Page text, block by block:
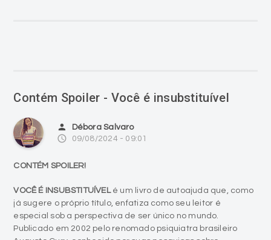
Contém Spoiler - Você é insubstituível
person Débora Salvaro
access_time 09/08/2024 - 09:01
CONTÉM SPOILER!
VOCÊ É INSUBSTITUÍVELé um livro de autoajuda que, como
já sugere o próprio título, enfatiza como seu leitor é
especial sob a perspectiva de ser único no mundo.
Publicado em 2002 pelo renomado psiquiatra brasileiro